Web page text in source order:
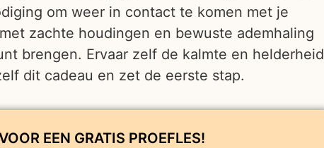
om weer in contact te komen met je
zachte houdingen en bewuste ademhaling
brengen. Ervaar zelf de kalmte en helderheid
dit cadeau en zet de eerste stap.
EEN GRATIS PROEFLES!